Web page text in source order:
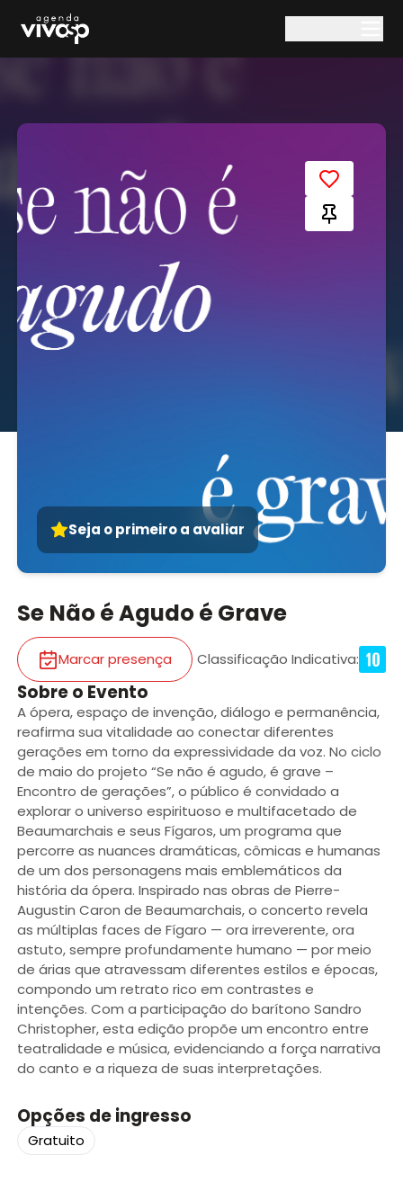
Seja o primeiro a avaliar
Se Não é Agudo é Grave
Marcar presença Classificação Indicativa:
Sobre o Evento
A ópera, espaço de invenção, diálogo e permanência,
reafirma sua vitalidade ao conectar diferentes
gerações em torno da expressividade da voz. No ciclo
de maio do projeto “Se não é agudo, é grave –
Encontro de gerações”, o público é convidado a
explorar o universo espirituoso e multifacetado de
Beaumarchais e seus Fígaros, um programa que
percorre as nuances dramáticas, cômicas e humanas
de um dos personagens mais emblemáticos da
história da ópera. Inspirado nas obras de Pierre-
Augustin Caron de Beaumarchais, o concerto revela
as múltiplas faces de Fígaro — ora irreverente, ora
astuto, sempre profundamente humano — por meio
de árias que atravessam diferentes estilos e épocas,
compondo um retrato rico em contrastes e
intenções. Com a participação do barítono Sandro
Christopher, esta edição propõe um encontro entre
teatralidade e música, evidenciando a força narrativa
do canto e a riqueza de suas interpretações.
Opções de ingresso
Gratuito